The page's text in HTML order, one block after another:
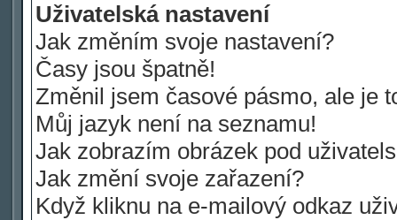
Uživatelská nastavení
Jak změním svoje nastavení?
Časy jsou špatně!
Změnil jsem časové pásmo, ale je
Můj jazyk není na seznamu!
Jak zobrazím obrázek pod
Jak změní svoje zařazení?
Když kliknu na e-mailový odkaz